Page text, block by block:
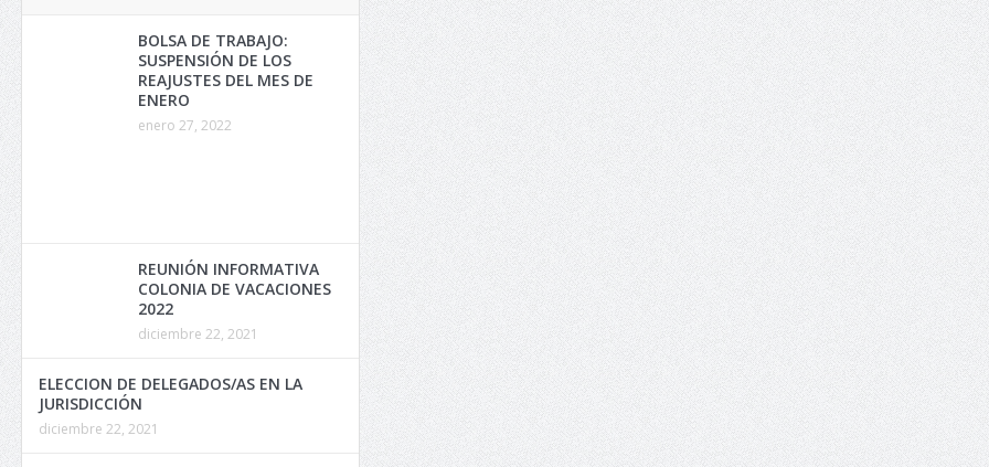
BOLSA DE TRABAJO:
SUSPENSIÓN DE LOS
REAJUSTES DEL MES DE
ENERO
enero 27, 2022
REUNIÓN INFORMATIVA
COLONIA DE VACACIONES
2022
diciembre 22, 2021
ELECCION DE DELEGADOS/AS EN LA
JURISDICCIÓN
diciembre 22, 2021